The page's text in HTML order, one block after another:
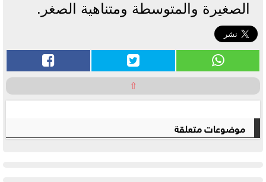
الصغيرة والمتوسطة ومتناهية الصغر.
⇧
موضوعات متعلقة